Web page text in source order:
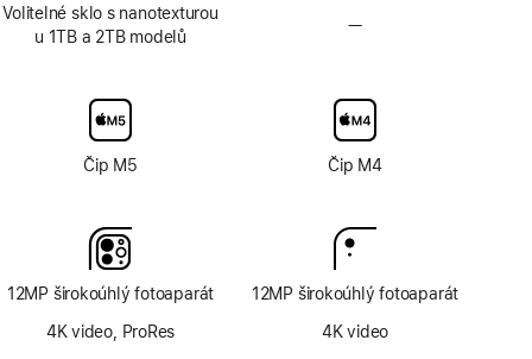
Volitelné sklo s nanotexturou
u 1TB a 2TB modelů
Čip M5
12MP širokoúhlý fotoaparát
4K video, ProRes
—Bez
s nanotexturou
Čip M4
12MP širokoúhlý fotoaparát
4K video